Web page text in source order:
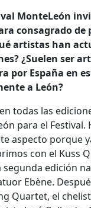
MonteLeón
consagrado de
artistas han
¿Suelen ser
por España en
a León?
todas las
para el Festival.
aspecto porque
con el Kuss
edición
Ebène.
Quartet, el